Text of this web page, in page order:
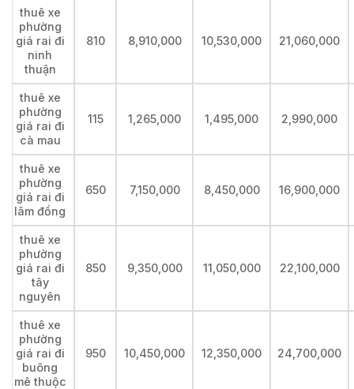
thuê xe
phường
giá rai đi
ninh
thuận
810 8,910,000 10,530,000 21,060,000
thuê xe
phường
giá rai đi
cà mau
115 1,265,000 1,495,000 2,990,000
thuê xe
phường
giá rai đi
lâm đồng
650 7,150,000 8,450,000 16,900,000
thuê xe
phường
giá rai đi
tây
nguyên
850 9,350,000 11,050,000 22,100,000
thuê xe
phường
giá rai đi
buông
mê thuộc
950 10,450,000 12,350,000 24,700,000